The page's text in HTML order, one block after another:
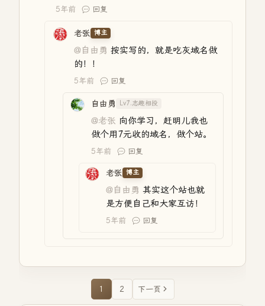
5年前 回复
老张 博主
@自由勇 按实写的，就是吃灰域名做
的！！
5年前 回复
自由勇 Lv7.志趣相投
@老张 向你学习，赶明儿我也
做个用7元收的域名，做个站。
5年前 回复
老张 博主
@自由勇 其实这个站也就
是方便自己和大家互访！
5年前 回复
1 2 下一页